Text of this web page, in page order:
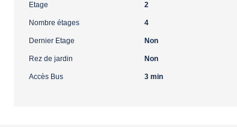
Etage 2
Nombre étages 4
Dernier Etage Non
Rez de jardin Non
Accès Bus 3 min